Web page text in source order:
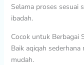
Selama proses sesuai
ibadah.
Cocok untuk Berbagai
Baik aqiqah
mudah.